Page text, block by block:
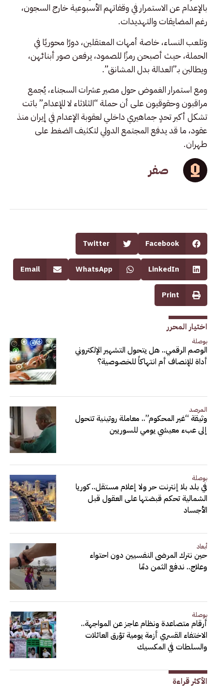
بالإعدام عن الاستمرار في وقفاتهم الأسبوعية خارج السجون،
رغم المضايقات والتهديدات.
وتلعب النساء، خاصة أمهات المعتقلين، دورًا محوريًا في
الحملة، حيث أصبحن رمزًا للصمود، يرفعن صور أبنائهن،
ويطالبن بـ”العدالة بدل المشانق”.
ومع استمرار الغموض حول مصير عشرات السجناء، يُجمع
مراقبون وحقوقيون على أن حملة “الثلاثاء لا للإعدام” باتت
تشكل أكبر تحدٍ جماهيري داخلي لعقوبة الإعدام في إيران منذ
عقود، ما قد يدفع المجتمع الدولي لتكثيف الضغط على
طهران.
صفر
Facebook
Twitter
LinkedIn
WhatsApp
Email
Print
اختيار المحرر
بوصلة
الوصم الرقمي.. هل يتحول التشهير الإلكتروني
أداة للإنصاف أم انتهاكاً للخصوصية؟
المرصد
وثيقة “غير المحكوم”.. معاملة روتينية تتحول
إلى عبء معيشي يومي للسوريين
بوصلة
في بلد بلا إنترنت حر ولا إعلام مستقل.. كوريا
الشمالية تحكم قبضتها على العقول قبل
الأجساد
أبعاد
حين نترك المرضى النفسيين دون احتواء
وعلاج.. ندفع الثمن دمًا
بوصلة
أرقام متصاعدة ونظام عاجز عن المواجهة..
الاختفاء القسري أزمة يومية تؤرق العائلات
والسلطات في المكسيك
الأكثر قراءة